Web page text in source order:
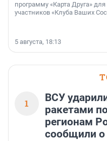
программу «Карта Друга» для
участников «Клуба Ваших
5 августа, 18:13
1
ВСУ
ракетами
регионам
сообщили о